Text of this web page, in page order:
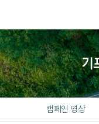
기
캠페인 영상